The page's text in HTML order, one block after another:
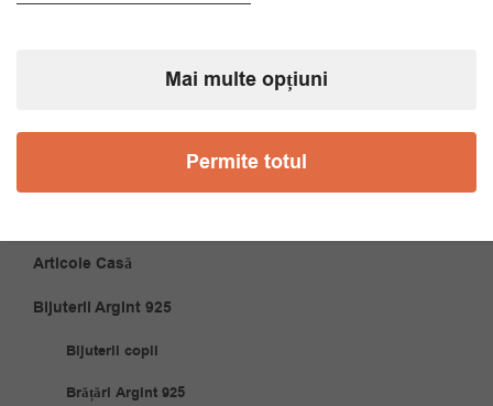
Articole Casă
Bijuterii Argint 925
Bijuterii copii
Brățări Argint 925
Mai multe opțiuni
Permite totul